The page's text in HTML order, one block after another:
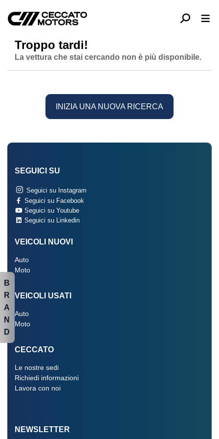
Troppo tardi!
La vettura che stai cercando non è più disponibile.
INIZIA UNA NUOVA RICERCA
SEGUICI SU
Seguici su Instagram
Seguici su Facebook
Seguici su Youtube
Seguici su Linkedin
VEICOLI NUOVI
Auto
Moto
VEICOLI USATI
Auto
Moto
CECCATO
Le nostre sedi
Richiedi informazioni
Lavora con noi
NEWSLETTER
B
R
A
N
D